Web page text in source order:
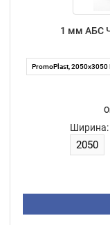
1 мм АБС
Ширина: